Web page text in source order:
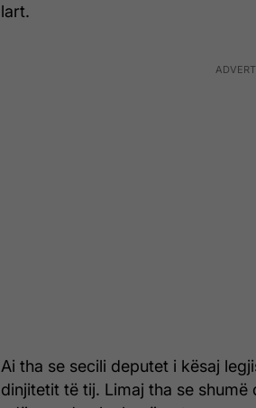
lart.
Ai tha se secili deputet i kësaj
dinjitetit të tij. Limaj tha se